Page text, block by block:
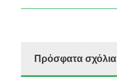
Πρόσφατα σχόλια